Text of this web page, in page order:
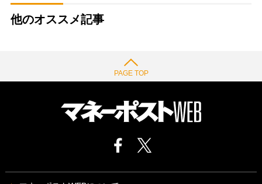
他のオススメ記事
PAGE TOP